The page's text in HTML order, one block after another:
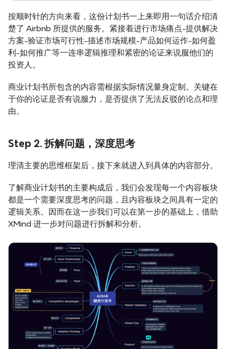
按顺时针的方向来看，这份计划书一上来即用一句话介绍清
楚了 Airbnb 所提供的服务。紧接着进行市场痛点-提供解决
方案-验证市场可行性-描述市场规模-产品如何运作-如何盈
利-如何推广等一连串逻辑推理和紧密的论证来说服他们的
投资人。
商业计划书所包含的内容需根据实际情况量身定制。关键在
于你的论证是否有说服力，是否提供了无法反驳的论点和理
由。
Step 2. 拆解问题，深度思考
理清主要的思维框架后，接下来就进入到具体的内容部分。
了解商业计划书的主要构成后，我们会发现每一个内容板块
都是一个需要深度思考的问题，且内容板块之间具有一定的
逻辑关系。因而在这一步我们可以在第一步的基础上，借助
XMind 进一步对问题进行拆解和分析。